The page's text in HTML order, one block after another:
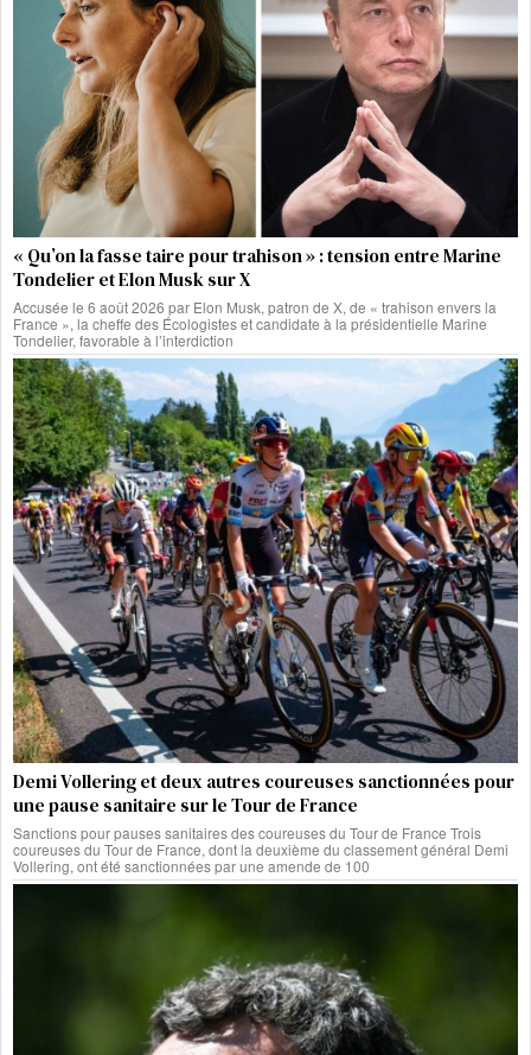
« Qu’on la fasse taire pour trahison » : tension entre Marine
Tondelier et Elon Musk sur X
Accusée le 6 août 2026 par Elon Musk, patron de X, de « trahison envers la
France », la cheffe des Écologistes et candidate à la présidentielle Marine
Tondelier, favorable à l’interdiction
Demi Vollering et deux autres coureuses sanctionnées pour
une pause sanitaire sur le Tour de France
Sanctions pour pauses sanitaires des coureuses du Tour de France Trois
coureuses du Tour de France, dont la deuxième du classement général Demi
Vollering, ont été sanctionnées par une amende de 100